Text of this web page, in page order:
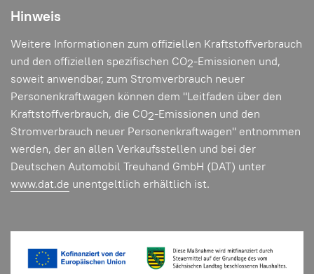
Hinweis
Weitere Informationen zum offiziellen Kraftstoffverbrauch
und den offiziellen spezifischen CO2-Emissionen und,
soweit anwendbar, zum Stromverbrauch neuer
Personenkraftwagen können dem "Leitfaden über den
Kraftstoffverbrauch, die CO2-Emissionen und den
Stromverbrauch neuer Personenkraftwagen" entnommen
werden, der an allen Verkaufsstellen und bei der
Deutschen Automobil Treuhand GmbH (DAT) unter
www.dat.de unentgeltlich erhältlich ist.